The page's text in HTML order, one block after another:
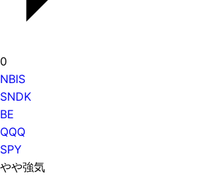
0
NBIS
SNDK
BE
QQQ
SPY
やや強気